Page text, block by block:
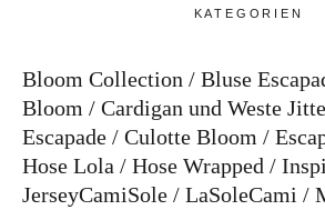
InstagramFacebookPinterest
&
KATEGORIEN
Bloom Collection Bluse
Bloom
Cardigan und Weste Jitte
Escapade
Culotte Bloom
Hose Lola
Hose Wrapped
JerseyCamiSole
LaSoleCami